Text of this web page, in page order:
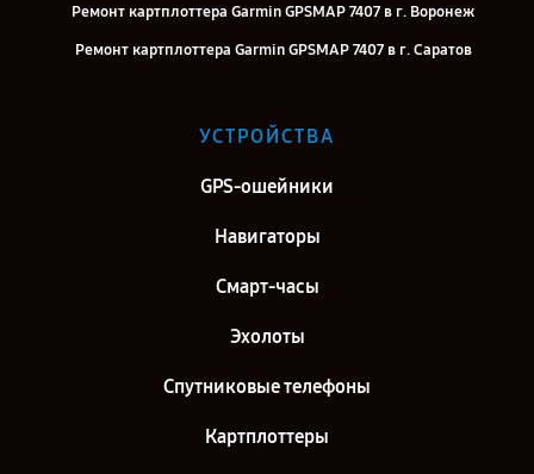
Ремонт картплоттера Garmin GPSMAP 7407 в г. Воронеж
Ремонт картплоттера Garmin GPSMAP 7407 в г. Саратов
Ремонт картплоттера Garmin GPSMAP 7407 в г. Киров
УСТРОЙСТВА
GPS-ошейники
Навигаторы
Смарт-часы
Эхолоты
Спутниковые телефоны
Картплоттеры